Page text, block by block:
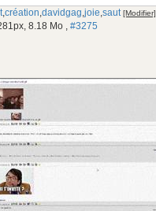
,création,davidgag,joie,saut [Modifier]
8.18 Mo , #3275